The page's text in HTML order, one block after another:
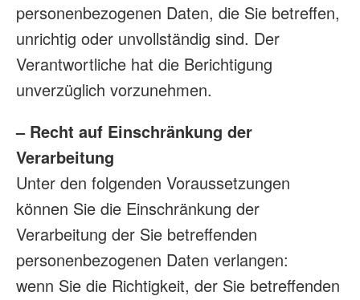
personenbezogenen Daten, die Sie betreffen,
unrichtig oder unvollständig sind. Der
Verantwortliche hat die Berichtigung
unverzüglich vorzunehmen.
– Recht auf Einschränkung der
Verarbeitung
Unter den folgenden Voraussetzungen
können Sie die Einschränkung der
Verarbeitung der Sie betreffenden
personenbezogenen Daten verlangen:
wenn Sie die Richtigkeit, der Sie betreffenden